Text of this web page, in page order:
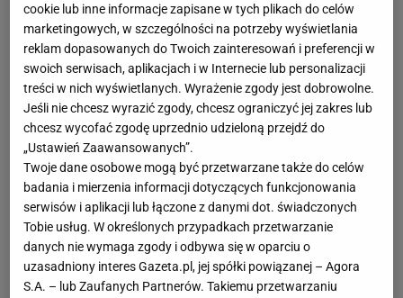
cookie lub inne informacje zapisane w tych plikach do celów
marketingowych, w szczególności na potrzeby wyświetlania
reklam dopasowanych do Twoich zainteresowań i preferencji w
swoich serwisach, aplikacjach i w Internecie lub personalizacji
treści w nich wyświetlanych. Wyrażenie zgody jest dobrowolne.
Jeśli nie chcesz wyrazić zgody, chcesz ograniczyć jej zakres lub
chcesz wycofać zgodę uprzednio udzieloną przejdź do
„Ustawień Zaawansowanych”.
Twoje dane osobowe mogą być przetwarzane także do celów
badania i mierzenia informacji dotyczących funkcjonowania
serwisów i aplikacji lub łączone z danymi dot. świadczonych
Tobie usług. W określonych przypadkach przetwarzanie
danych nie wymaga zgody i odbywa się w oparciu o
uzasadniony interes Gazeta.pl, jej spółki powiązanej – Agora
S.A. – lub Zaufanych Partnerów. Takiemu przetwarzaniu